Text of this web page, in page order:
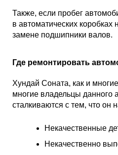
Также, если пробег
в автоматических
замене подшипники валов.
Где ремонтировать
Хундай Соната, как и
многие владельцы данного
сталкиваются с тем, что он
Некачественные
Некачественно